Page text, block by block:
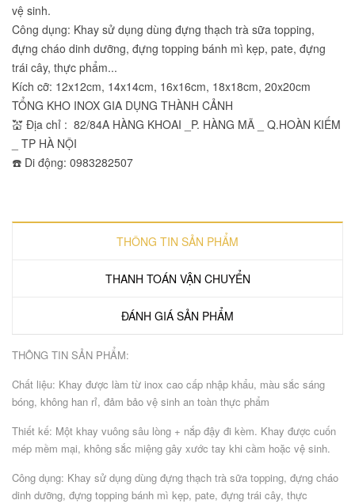
vệ sinh.
Công dụng: Khay sử dụng dùng đựng thạch trà sữa topping,
đựng cháo dinh dưỡng, đựng topping bánh mì kẹp, pate, đựng
trái cây, thực phẩm...
Kích cỡ: 12x12cm, 14x14cm, 16x16cm, 18x18cm, 20x20cm
TỔNG KHO INOX GIA DỤNG THÀNH CẢNH
💒 Địa chỉ : 82/84A HÀNG KHOAI _P. HÀNG MÃ _ Q.HOÀN KIẾM
_ TP HÀ NỘI
☎️ Di động: 0983282507
THÔNG TIN SẢN PHẨM
THANH TOÁN VẬN CHUYỂN
ĐÁNH GIÁ SẢN PHẨM
THÔNG TIN SẢN PHẨM:
Chất liệu: Khay được làm từ inox cao cấp nhập khẩu, màu sắc sáng
bóng, không han rỉ, đảm bảo vệ sinh an toàn thực phẩm
Thiết kế: Một khay vuông sâu lòng + nắp đậy đi kèm. Khay được cuốn
mép mềm mại, không sắc miệng gây xước tay khi cầm hoặc vệ sinh.
Công dụng: Khay sử dụng dùng đựng thạch trà sữa topping, đựng cháo
dinh dưỡng, đựng topping bánh mì kẹp, pate, đựng trái cây, thực